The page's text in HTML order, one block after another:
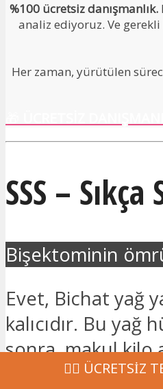
%100 ücretsiz danışmanlık.
analiz ediyoruz. Ve
Her zaman, yürütülen
SSS –
Bişektominin
Evet, Bichat yağ
kalıcıdır. Bu yağ
sonra, makul kilo
oluşmazlar. Yüz
‍👩‍⚕ ÜCRETSİZ